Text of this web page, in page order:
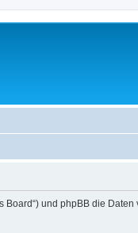
Board“) und phpBB die